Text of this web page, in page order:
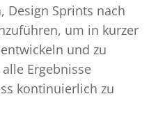
Design Sprints nach
um in kurzer
und zu
Ergebnisse
kontinuierlich zu